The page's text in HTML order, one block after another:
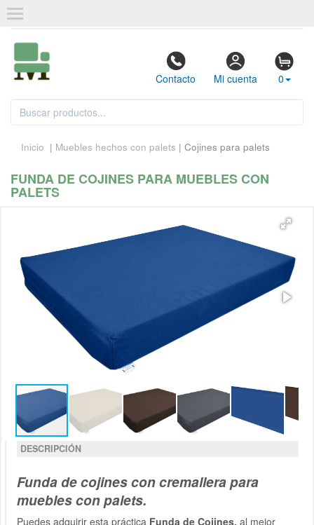
Contacto Mi cuenta 0
Inicio | Muebles hechos con palets | Cojines para palets
FUNDA DE COJINES PARA MUEBLES CON
PALETS
DESCRIPCIÓN
Funda de cojines con cremallera para
muebles con palets.
Puedes adquirir esta práctica Funda de Cojines, al mejor